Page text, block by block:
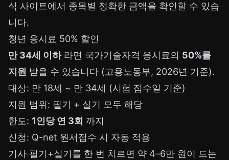
식 사이트에서 종목별 정확한 금액을 확인할 수 있습
니다.
청년 응시료 50% 할인
만 34세 이하라면 국가기술자격 응시료의 50%를
지원 받을 수 있습니다 (고용노동부, 2026년 기준).
대상: 만 18세 ~ 만 34세 (시험 접수일 기준)
지원 범위: 필기 + 실기 모두 해당
한도: 1인당 연 3회 까지
신청: Q-net 원서접수 시 자동 적용
기사 필기+실기를 한 번 치르면 약 4–6만 원이 드는